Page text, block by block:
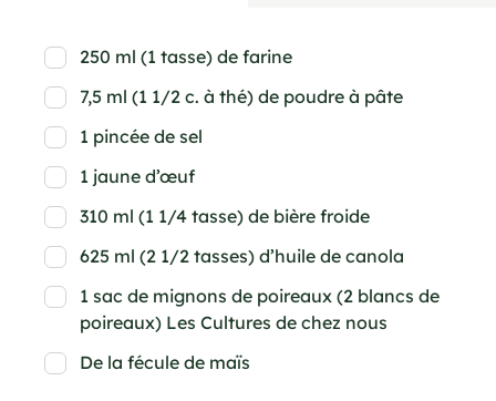
250 ml (1 tasse) de farine
7,5 ml (1 1/2 c. à thé) de poudre à pâte
1 pincée de sel
1 jaune d’œuf
310 ml (1 1/4 tasse) de bière froide
625 ml (2 1/2 tasses) d’huile de canola
1 sac de mignons de poireaux (2 blancs de
poireaux) Les Cultures de chez nous
De la fécule de maïs